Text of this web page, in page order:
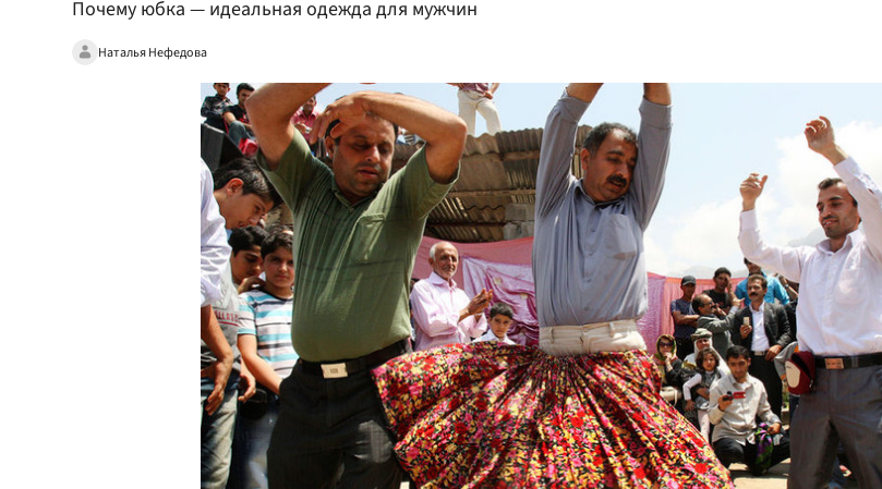
Почему юбка — идеальная одежда для мужчин
Наталья Нефедова